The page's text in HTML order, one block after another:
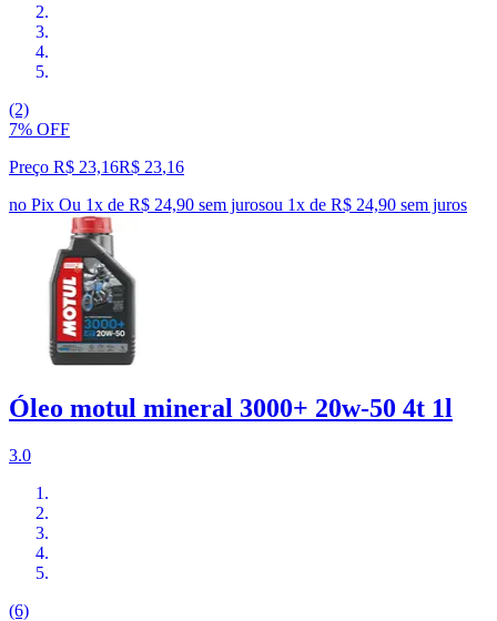
(2)
7% OFF
Preço R$ 23,16R$ 23,16
no Pix Ou 1x de R$ 24,90 sem jurosou 1x de R$ 24,90 sem juros
Óleo motul mineral 3000+ 20w-50 4t 1l
3.0
(6)